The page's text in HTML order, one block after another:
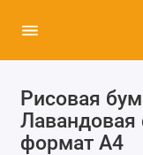
Рисовая
Лавандовая
формат А4